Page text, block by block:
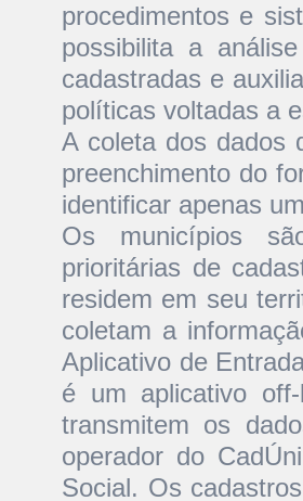
procedimentos e
possibilita a
cadastradas e
políticas voltadas a
A coleta dos dados
preenchimento do
identificar apenas
Os municípios
prioritárias de
residem em seu
coletam a
Aplicativo de
é um aplicativo
transmitem os
operador do
Social. Os